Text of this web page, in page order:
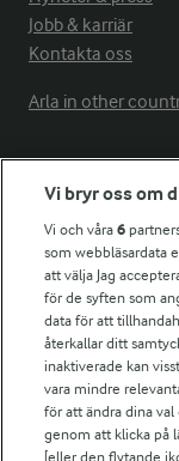
Jobb & karriär
Kontakta oss
Arla in other
Fler Arlasajter
För ägare
Arlas kundportal
Arla.com
Falbygdens Ost
Arla webbshop
Bildbank
Vi bryr oss om
Vi och våra6
som webbläsardata
att välja Jag
för de syften som
data för att
återkallar ditt
inaktiverade kan
vara mindre
för att ändra dina
genom att klicka på
[eller den flytande